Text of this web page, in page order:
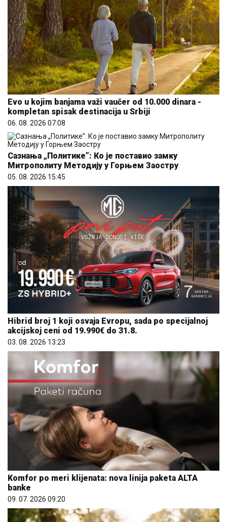
Evo u kojim banjama važi vaučer od 10.000 dinara -
kompletan spisak destinacija u Srbiji
06. 08. 2026 07:08
Сазнања „Политике”: Ко је поставио замку
Митрополиту Методију у Горњем Заостру
05. 08. 2026 15:45
Hibrid broj 1 koji osvaja Evropu, sada po specijalnoj
akcijskoj ceni od 19.990€ do 31.8.
03. 08. 2026 13:23
Komfor po meri klijenata: nova linija paketa ALTA
banke
09. 07. 2026 09:20